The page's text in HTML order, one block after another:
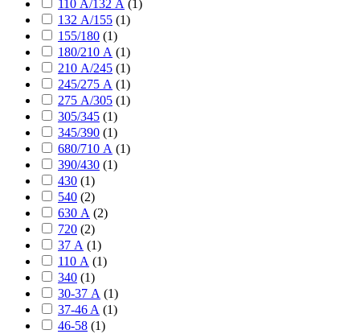
110 А/132 А (1)
132 А/155 (1)
155/180 (1)
180/210 А (1)
210 А/245 (1)
245/275 А (1)
275 А/305 (1)
305/345 (1)
345/390 (1)
680/710 А (1)
390/430 (1)
430 (1)
540 (2)
630 А (2)
720 (2)
37 А (1)
110 А (1)
340 (1)
30-37 А (1)
37-46 A (1)
46-58 (1)